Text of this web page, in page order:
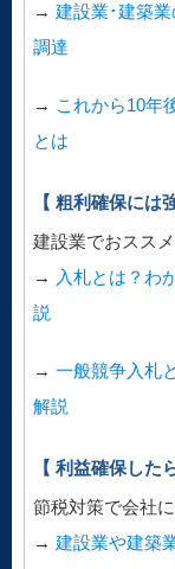
→ 建設業･建築
調達
→ これから10年
とは
【 粗利確保には
建設業でおスス
→ 入札とは？わ
説
→ 一般競争入札
解説
【 利益確保した
節税対策で会社
→ 建設業や建築